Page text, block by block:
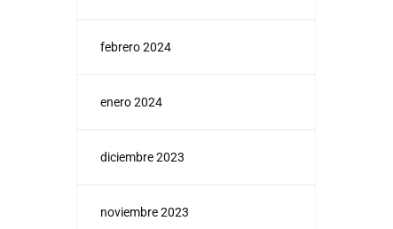
febrero 2024
enero 2024
diciembre 2023
noviembre 2023